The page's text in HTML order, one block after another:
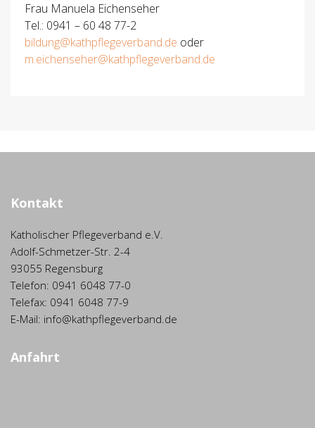
Frau Manuela Eichenseher
Tel.: 0941 – 60 48 77-2
bildung@kathpflegeverband.de oder
m.eichenseher@kathpflegeverband.de
Kontakt
Katholischer Pflegeverband e.V.
Adolf-Schmetzer-Str. 2-4
93055 Regensburg
Telefon: 0941 6048 77-0
Telefax: 0941 6048 77-9
E-Mail: info@kathpflegeverband.de
Anfahrt